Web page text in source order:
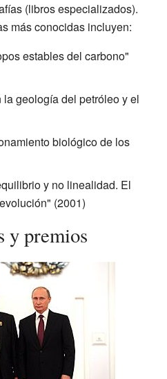
(libros especializados).
más conocidas incluyen:
estables del carbono"
geología del petróleo y el
biológico de los
y no linealidad. El
(2001)
y premios